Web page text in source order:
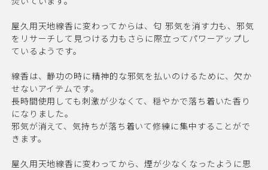
屋久用天地線香に変わってからは、匂 邪気を消す力も、邪気
をリサーチして見つける力もさらに際立ってパワーアップし
ているようです。
線香は、静功の時に精神的な邪気を払いのけるために、欠か
せないアイテムです。
長時間使用しても刺激が少なくて、穏やかで落ち着いた香り
になりました。
邪気が消えて、気持ちが落ち着いて修練に集中することがで
きます。
屋久用天地線香に変わってから、煙が少なくなったように思